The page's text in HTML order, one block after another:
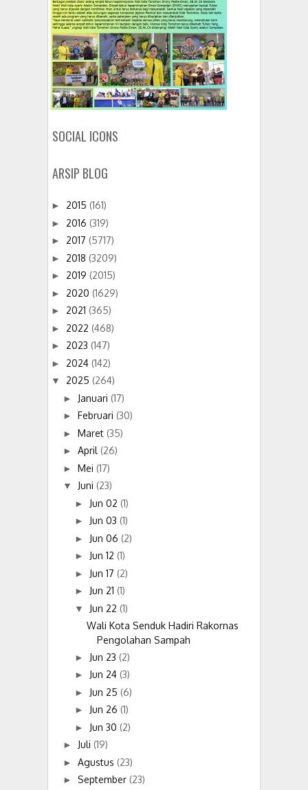
SOCIAL ICONS
ARSIP BLOG
► 2015 (161)
► 2016 (319)
► 2017 (5717)
► 2018 (3209)
► 2019 (2015)
► 2020 (1629)
► 2021 (365)
► 2022 (468)
► 2023 (147)
► 2024 (142)
▼ 2025 (264)
► Januari (17)
► Februari (30)
► Maret (35)
► April (26)
► Mei (17)
▼ Juni (23)
► Jun 02 (1)
► Jun 03 (1)
► Jun 06 (2)
► Jun 12 (1)
► Jun 17 (2)
► Jun 21 (1)
▼ Jun 22 (1)
Wali Kota Senduk Hadiri Rakornas
Pengolahan Sampah
► Jun 23 (2)
► Jun 24 (3)
► Jun 25 (6)
► Jun 26 (1)
► Jun 30 (2)
► Juli (19)
► Agustus (23)
► September (23)